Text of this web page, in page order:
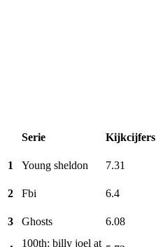
Serie Kijkcijfers
1
Young sheldon 7.31
2
Fbi 6.4
3
Ghosts 6.08
100th: billy joel at